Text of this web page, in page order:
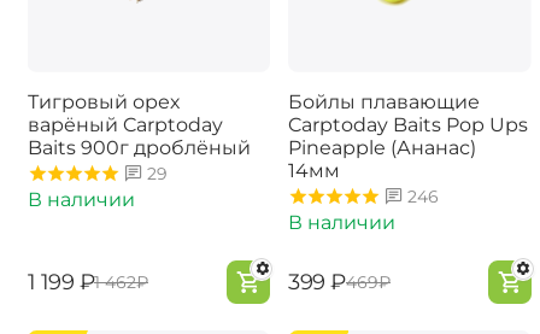
Тигровый орех
варёный Carptoday
Baits 900г дроблёный
29
В наличии
‍1 199‍ ₽‍1 462‍₽
Бойлы плавающие
Carptoday Baits Pop Ups
Pineapple (Ананас)
14мм
246
В наличии
‍399‍ ₽‍469‍₽